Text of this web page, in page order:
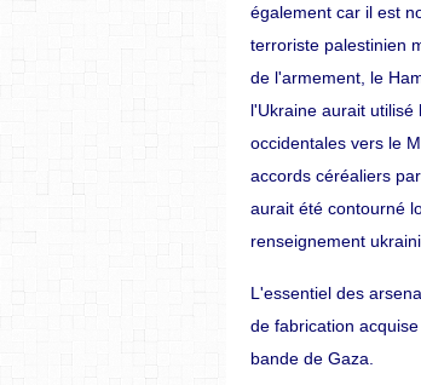
également car il est
terroriste palestinien
de l'armement, le
l'Ukraine aurait
occidentales vers le
accords céréaliers
aurait été contourné
renseignement
L'essentiel des
de fabrication
bande de Gaza.